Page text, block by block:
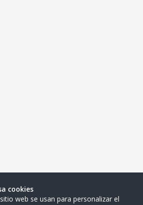
cookies
web se usan para personalizar el